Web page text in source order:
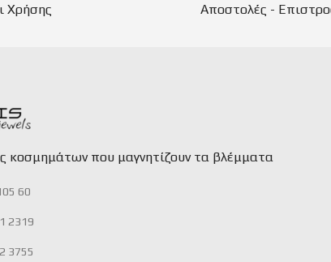
Χρήσης Αποστολές -
κοσμημάτων που μαγνητίζουν τα βλέμματα
60
2319
3755